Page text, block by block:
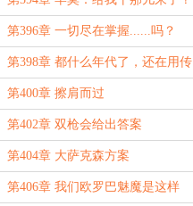
第396章 一切尽在掌握......吗？
第398章 都什么年代了，还在用传
统火炮（补更）
第400章 擦肩而过
第402章 双枪会给出答案
第404章 大萨克森方案
第406章 我们欧罗巴魅魔是这样